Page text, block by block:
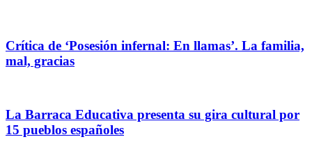
Crítica de ‘Posesión infernal: En llamas’. La familia,
mal, gracias
La Barraca Educativa presenta su gira cultural por
15 pueblos españoles